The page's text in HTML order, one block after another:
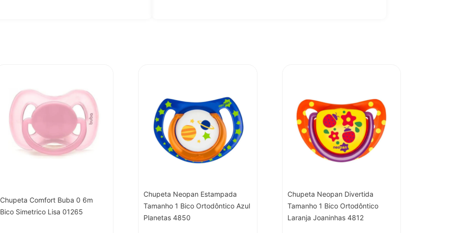
Chupeta Comfort Buba 0 6m
Bico Simetrico Lisa 01265
Chupeta Neopan Estampada
Tamanho 1 Bico Ortodôntico Azul
Planetas 4850
Chupeta Neopan Divertida
Tamanho 1 Bico Ortodôntico
Laranja Joaninhas 4812